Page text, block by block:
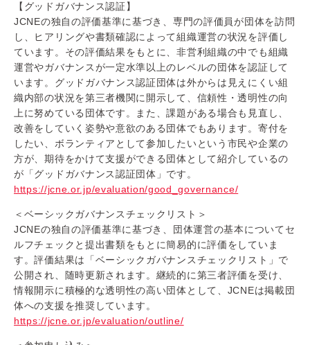
【グッドガバナンス認証】
JCNEの独自の評価基準に基づき、専門の評価員が団体を訪問
し、ヒアリングや書類確認によって組織運営の状況を評価し
ています。その評価結果をもとに、非営利組織の中でも組織
運営やガバナンスが一定水準以上のレベルの団体を認証して
います。グッドガバナンス認証団体は外からは見えにくい組
織内部の状況を第三者機関に開示して、信頼性・透明性の向
上に努めている団体です。また、課題がある場合も見直し、
改善をしていく姿勢や意欲のある団体でもあります。寄付を
したい、ボランティアとして参加したいという市民や企業の
方が、期待をかけて支援ができる団体として紹介しているの
が「グッドガバナンス認証団体」です。
https://jcne.or.jp/evaluation/good_governance/
＜ベーシックガバナンスチェックリスト＞
JCNEの独自の評価基準に基づき、団体運営の基本についてセ
ルフチェックと提出書類をもとに簡易的に評価をしていま
す。評価結果は「ベーシックガバナンスチェックリスト」で
公開され、随時更新されます。継続的に第三者評価を受け、
情報開示に積極的な透明性の高い団体として、JCNEは掲載団
体への支援を推奨しています。
https://jcne.or.jp/evaluation/outline/